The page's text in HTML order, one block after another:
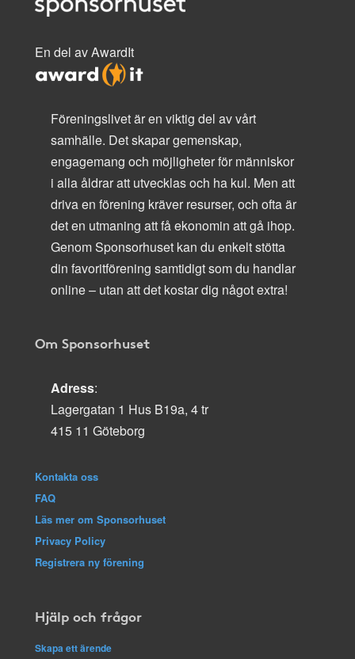
En del av AwardIt
Föreningslivet är en viktig del av vårt
samhälle. Det skapar gemenskap,
engagemang och möjligheter för människor
i alla åldrar att utvecklas och ha kul. Men att
driva en förening kräver resurser, och ofta är
det en utmaning att få ekonomin att gå ihop.
Genom Sponsorhuset kan du enkelt stötta
din favoritförening samtidigt som du handlar
online – utan att det kostar dig något extra!
Om Sponsorhuset
Adress:
Lagergatan 1 Hus B19a, 4 tr
415 11 Göteborg
Kontakta oss
FAQ
Läs mer om Sponsorhuset
Privacy Policy
Registrera ny förening
Hjälp och frågor
Skapa ett ärende